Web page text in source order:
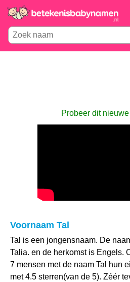
Probeer dit
Voornaam Tal
Tal is een jongensnaam. De
Talia. en de herkomst is Engels.
7 mensen met de naam Tal hun
met 4.5 sterren(van de 5). Zéér